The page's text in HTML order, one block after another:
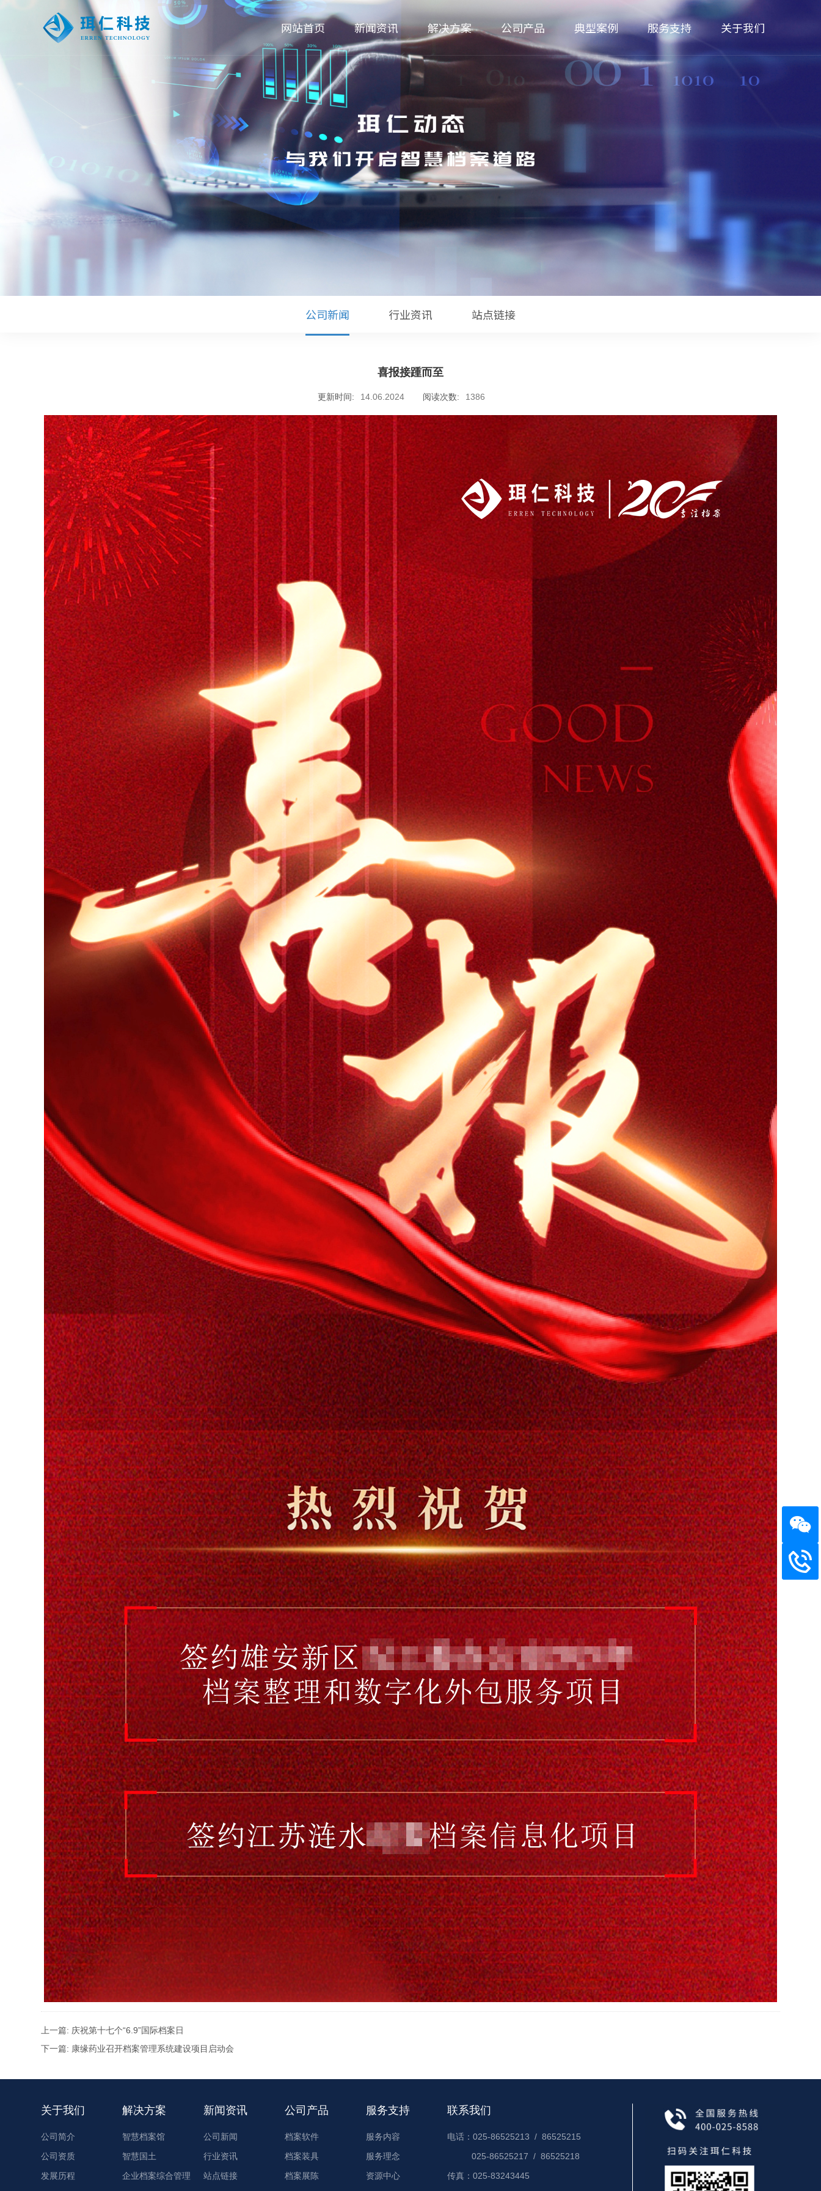
网站首页 新闻资讯 解决方案 公司产品 典型案例 服务支持 关于我们
公司新闻 行业资讯 站点链接
喜报接踵而至
更新时间: 14.06.2024 阅读次数: 1386
上一篇: 庆祝第十七个“6.9”国际档案日
下一篇: 康缘药业召开档案管理系统建设项目启动会
关于我们
公司简介
公司资质
发展历程
解决方案
智慧档案馆
智慧国土
企业档案综合管理
新闻资讯
公司新闻
行业资讯
站点链接
公司产品
档案软件
档案装具
档案展陈
服务支持
服务内容
服务理念
资源中心
联系我们
电话：025-86525213 / 86525215
025-86525217 / 86525218
传真：025-83243445